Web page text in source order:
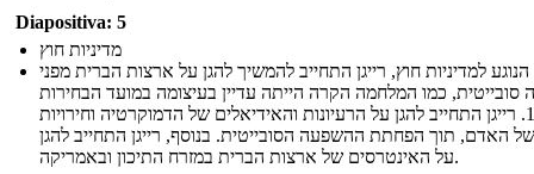
Diapositiva: 5
מדיניות חוץ
למדיניות חוץ, רייגן התחייב להמשיך להגן על ארצות הברית מפני
סובייטית, כמו המלחמה הקרה הייתה עדיין בעיצומה במועד הבחירות
1980. רייגן התחייב להגן על הרעיונות והאידיאלים של הדמוקרטיה וחירויות
האדם, תוך הפחתת ההשפעה הסובייטית. בנוסף, רייגן התחייב להגן
על האינטרסים של ארצות הברית במזרח התיכון ובאמריקה.